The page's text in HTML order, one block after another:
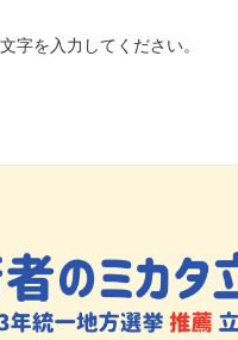
字を入力してください。